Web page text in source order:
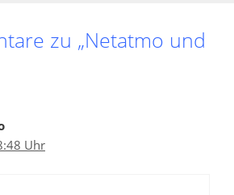
zu „Netatmo und
Uhr